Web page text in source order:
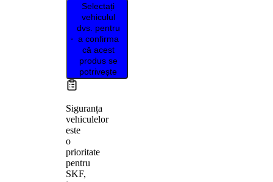
Selectați
vehiculul
dvs. pentru
a confirma
că acest
produs se
potrivește
Siguranța
vehiculelor
este
o
prioritate
pentru
SKF,